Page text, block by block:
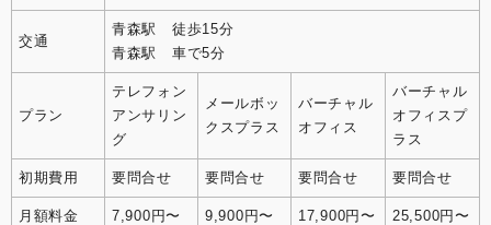
交通
青森駅 徒歩15分
青森駅 車で5分
プラン
テレフォン
アンサリン
グ
メールボッ
クスプラス
バーチャル
オフィス
バーチャル
オフィスプ
ラス
初期費用 要問合せ 要問合せ 要問合せ 要問合せ
月額料金 7,900円〜 9,900円〜 17,900円〜 25,500円〜